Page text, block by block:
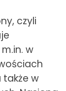
czyli
w
w